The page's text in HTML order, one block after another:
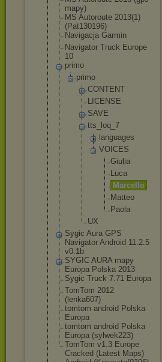
mapy)
MS Autoroute 2013(1)
(Pat130196)
Navigacja Garmin
Navigator Truck Europe
10
primo
primo
CONTENT
LICENSE
SAVE
tts_loq_ 7
languages
VOICES
Giul ia
Luca
Marcel lo
Matteo
Paol a
UX
Sygic Aura GPS
Navigator Android 11.2.5
v0.1b
SYGIC AURA mapy
Europa Polska 2013
Sygic Truck 7.71 Europa
TomTom 2012
(lenka607)
tomtom android Polska
Europa
tomtom android Polska
Europa (sylwek223)
TomTom v1.3 Europe
Cracked (Latest Maps)